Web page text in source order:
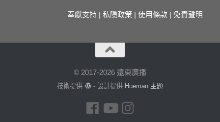
奉獻支持 | 私隱政策 | 使用條款 | 免責聲明
© 2017-2026 遠東廣播
技術提供 - 設計提供 Hueman 主題